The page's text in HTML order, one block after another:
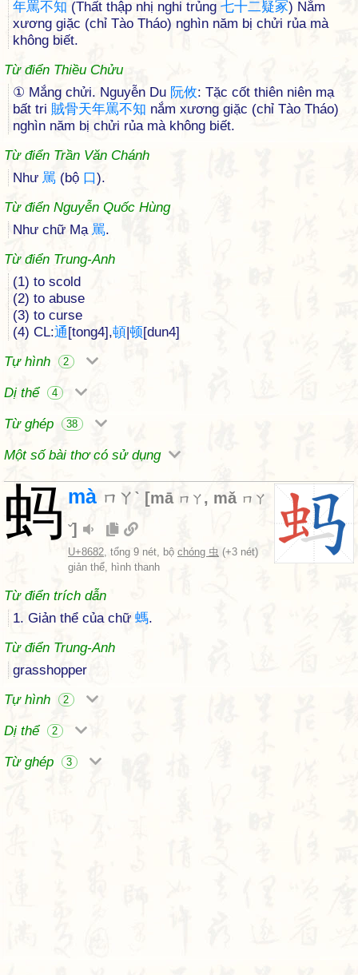
年罵不知 (Thất thập nhị nghi trủng 七十二疑冢) Nắm
xương giặc (chỉ Tào Tháo) nghìn năm bị chửi rủa mà
không biết.
Từ điển Thiều Chửu
① Mắng chửi. Nguyễn Du 阮攸: Tặc cốt thiên niên mạ
bất tri 賊骨天年罵不知 nắm xương giặc (chỉ Tào Tháo)
nghìn năm bị chửi rủa mà không biết.
Từ điển Trần Văn Chánh
Như 駡 (bộ 口).
Từ điển Nguyễn Quốc Hùng
Như chữ Mạ 駡.
Từ điển Trung-Anh
(1) to scold
(2) to abuse
(3) to curse
(4) CL:通[tong4],頓|顿[dun4]
Tự hình
2
Dị thể 4
Từ ghép 38
Một số bài thơ có sử dụng
蚂 mà ㄇㄚˋ [mā ㄇㄚ , mǎ ㄇㄚ
ˇ]
U+8682, tổng 9 nét, bộ chóng 虫 (+3 nét)
giản thể, hình thanh
Từ điển trích dẫn
1. Giản thể của chữ 螞.
Từ điển Trung-Anh
grasshopper
Tự hình
2
Dị thể 2
Từ ghép 3